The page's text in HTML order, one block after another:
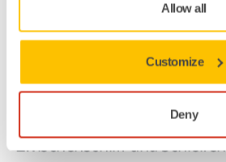
Allow all
Customize
Deny
>>Geschlossen mit selektiver
Technologie
Zwischenschliff und